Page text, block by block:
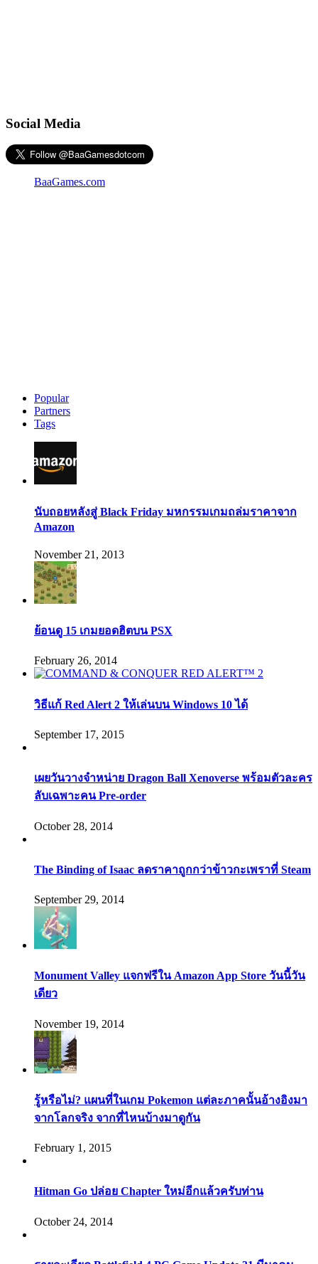
Social Media
BaaGames.com
Popular
Partners
Tags
นับถอยหลังสู่ Black Friday มหกรรมเกมถล่มราคาจาก
Amazon
November 21, 2013
ย้อนดู 15 เกมยอดฮิตบน PSX
February 26, 2014
วิธีแก้ Red Alert 2 ให้เล่นบน Windows 10 ได้
September 17, 2015
เผยวันวางจำหน่าย Dragon Ball Xenoverse พร้อมตัวละคร
ลับเฉพาะคน Pre-order
October 28, 2014
The Binding of Isaac ลดราคาถูกกว่าข้าวกะเพราที่ Steam
September 29, 2014
Monument Valley แจกฟรีใน Amazon App Store วันนี้วัน
เดียว
November 19, 2014
รู้หรือไม่? แผนที่ในเกม Pokemon แต่ละภาคนั้นอ้างอิงมา
จากโลกจริง จากที่ไหนบ้างมาดูกัน
February 1, 2015
Hitman Go ปล่อย Chapter ใหม่อีกแล้วครับท่าน
October 24, 2014